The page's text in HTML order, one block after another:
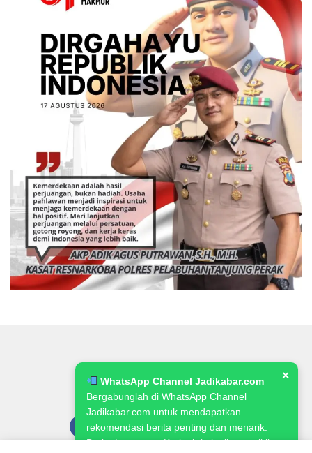
WhatsApp Channel Jadikabar.com
Bergabunglah di WhatsApp Channel
Jadikabar.com untuk mendapatkan
rekomendasi berita penting dan menarik.
Berita Lowongan Kerja, kriminalitas, politik,
✕